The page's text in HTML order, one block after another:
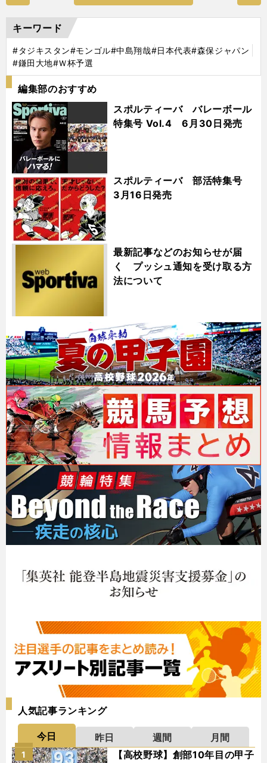
キーワード
#タジキスタン#モンゴル#中島翔哉#日本代表#森保ジャパン
#鎌田大地#Ｗ杯予選
編集部のおすすめ
スポルティーバ バレーボール
特集号 Vol.4 6月30日発売
スポルティーバ 部活特集号
3月16日発売
最新記事などのお知らせが届
く プッシュ通知を受け取る方
法について
人気記事ランキング
今日 昨日 週間
月間
【高校野球】創部10年目の甲子
1